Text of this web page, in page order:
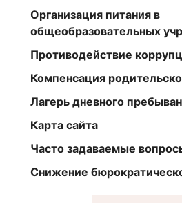
Организация питания в
общеобразовательных
Противодействие
Компенсация
Лагерь дневного
Карта сайта
Часто задаваемые
Снижение